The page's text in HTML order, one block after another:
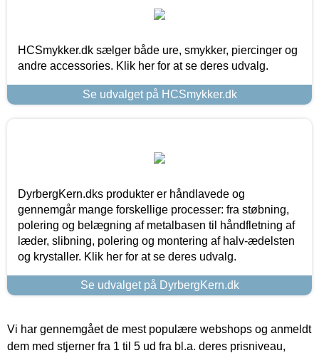
HCSmykker.dk sælger både ure, smykker, piercinger og
andre accessories. Klik her for at se deres udvalg.
Se udvalget på HCSmykker.dk
DyrbergKern.dks produkter er håndlavede og
gennemgår mange forskellige processer: fra støbning,
polering og belægning af metalbasen til håndfletning af
læder, slibning, polering og montering af halv-ædelsten
og krystaller. Klik her for at se deres udvalg.
Se udvalget på DyrbergKern.dk
Vi har gennemgået de mest populære webshops og anmeldt
dem med stjerner fra 1 til 5 ud fra bl.a. deres prisniveau,